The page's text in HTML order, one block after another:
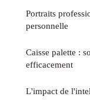
Portraits
personnelle
Caisse palette :
efficacement
L'impact de